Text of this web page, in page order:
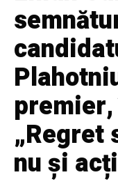
„Regret
nu și